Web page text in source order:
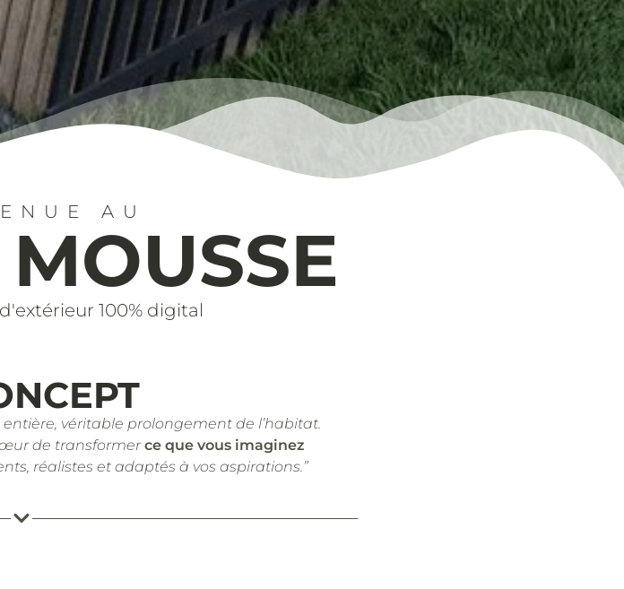
AU
100% digital
entière, véritable prolongement de l’habitat.
de transformerce que vous imaginez
réalistes et adaptés à vos aspirations.”